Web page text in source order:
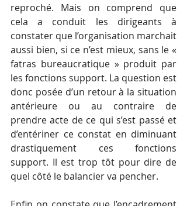
reproché. Mais on comprend que
cela a conduit les dirigeants à
constater que l’organisation marchait
aussi bien, si ce n’est mieux, sans le «
fatras bureaucratique » produit par
les fonctions support. La question est
donc posée d’un retour à la situation
antérieure ou au contraire de
prendre acte de ce qui s’est passé et
d’entériner ce constat en diminuant
drastiquement ces fonctions
support. Il est trop tôt pour dire de
quel côté le balancier va pencher.